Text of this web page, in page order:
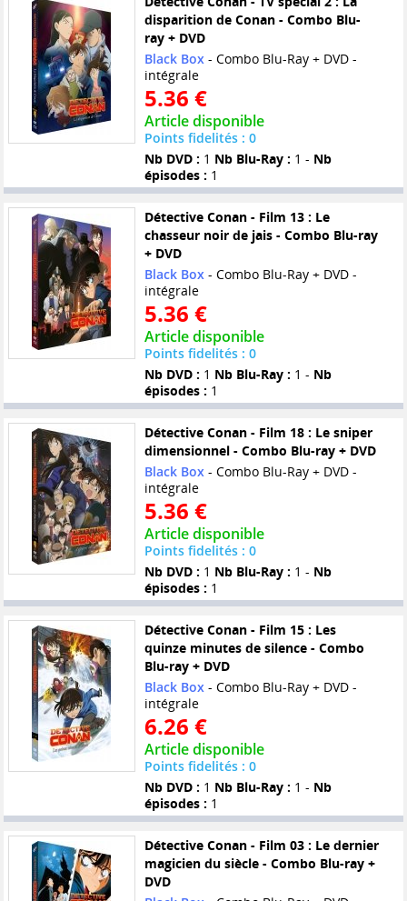
disparition de Conan - Combo Blu-
ray + DVD
Black Box- Combo Blu-Ray + DVD -
intégrale
5.36 €
Article disponible
Points fidelités : 0
Nb DVD : 1 Nb Blu-Ray : 1 - Nb
épisodes : 1
Détective Conan - Film 13 : Le
chasseur noir de jais - Combo Blu-ray
+ DVD
Black Box- Combo Blu-Ray + DVD -
intégrale
5.36 €
Article disponible
Points fidelités : 0
Nb DVD : 1 Nb Blu-Ray : 1 - Nb
épisodes : 1
Détective Conan - Film 18 : Le sniper
dimensionnel - Combo Blu-ray + DVD
Black Box- Combo Blu-Ray + DVD -
intégrale
5.36 €
Article disponible
Points fidelités : 0
Nb DVD : 1 Nb Blu-Ray : 1 - Nb
épisodes : 1
Détective Conan - Film 15 : Les
quinze minutes de silence - Combo
Blu-ray + DVD
Black Box- Combo Blu-Ray + DVD -
intégrale
6.26 €
Article disponible
Points fidelités : 0
Nb DVD : 1 Nb Blu-Ray : 1 - Nb
épisodes : 1
Détective Conan - Film 03 : Le dernier
magicien du siècle - Combo Blu-ray +
DVD